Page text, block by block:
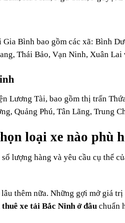
Bình bao gồm các xã: Bình
Thái Bảo, Vạn Ninh, Xuân
Lương Tài, bao gồm thị trấn
Quảng Phú, Tân Lãng, Trung
loại xe nào phù
lượng hàng và yêu cầu cụ thể
thêm nữa. Những gợi mở giá
thuê xe tải Bắc Ninh ở đâu chuẩn